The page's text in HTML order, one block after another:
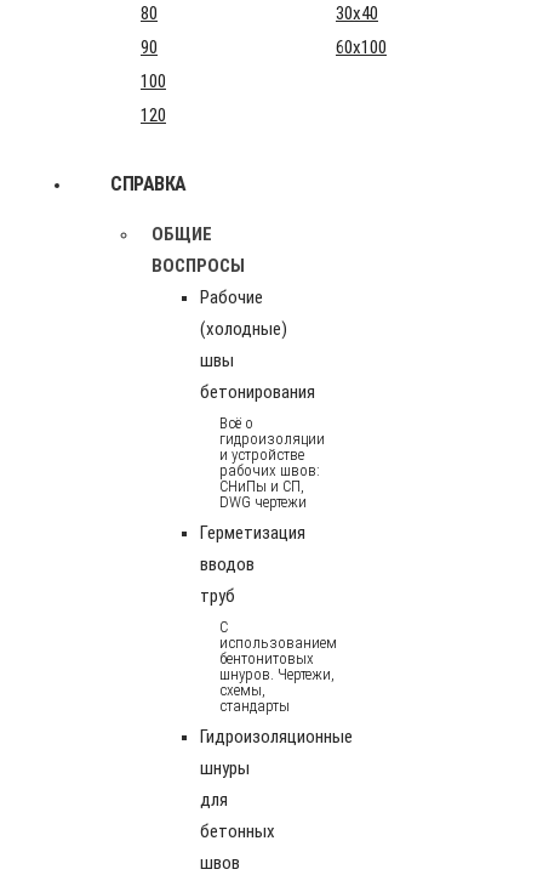
80
30x40
90
60x100
100
120
СПРАВКА
ОБЩИЕ
ВОСПРОСЫ
Рабочие
(холодные)
швы
бетонирования
Всё о
гидроизоляции
и устройстве
рабочих швов:
СНиПы и СП,
DWG чертежи
Герметизация
вводов
труб
С
использованием
бентонитовых
шнуров. Чертежи,
схемы,
стандарты
Гидроизоляционные
шнуры
для
бетонных
швов